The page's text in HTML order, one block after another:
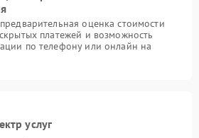
оценка стоимости
платежей и возможность
по телефону или онлайн на
услуг